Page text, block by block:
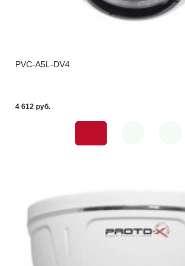
PVC-A5L-DV4
4 612 pуб.